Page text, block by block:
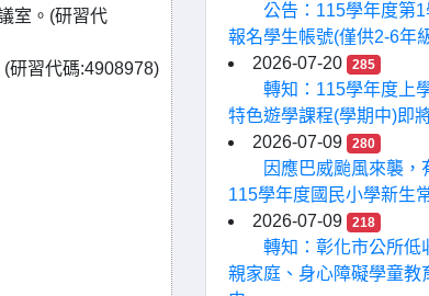
室。(研習代
研習代碼:4908978)
公告：115學年度第1
報名學生帳號(僅供2-6年
2026-07-20
285
轉知：115學年度上
特色遊學課程(學期中)即
2026-07-09
280
因應巴威颱風來襲，
115學年度國民小學新生
2026-07-09
218
轉知：彰化市公所低
親家庭、身心障礙學童教